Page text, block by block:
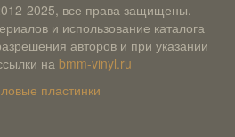
2025, все права защищены.
и использование каталога
авторов и при указании
на bmm-vinyl.ru
пластинки